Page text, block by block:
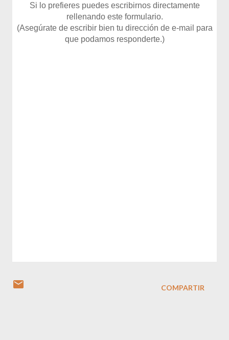
Si lo prefieres puedes escribirnos directamente
rellenando este formulario.
(Asegúrate de escribir bien tu dirección de e-mail para
que podamos responderte.)
COMPARTIR